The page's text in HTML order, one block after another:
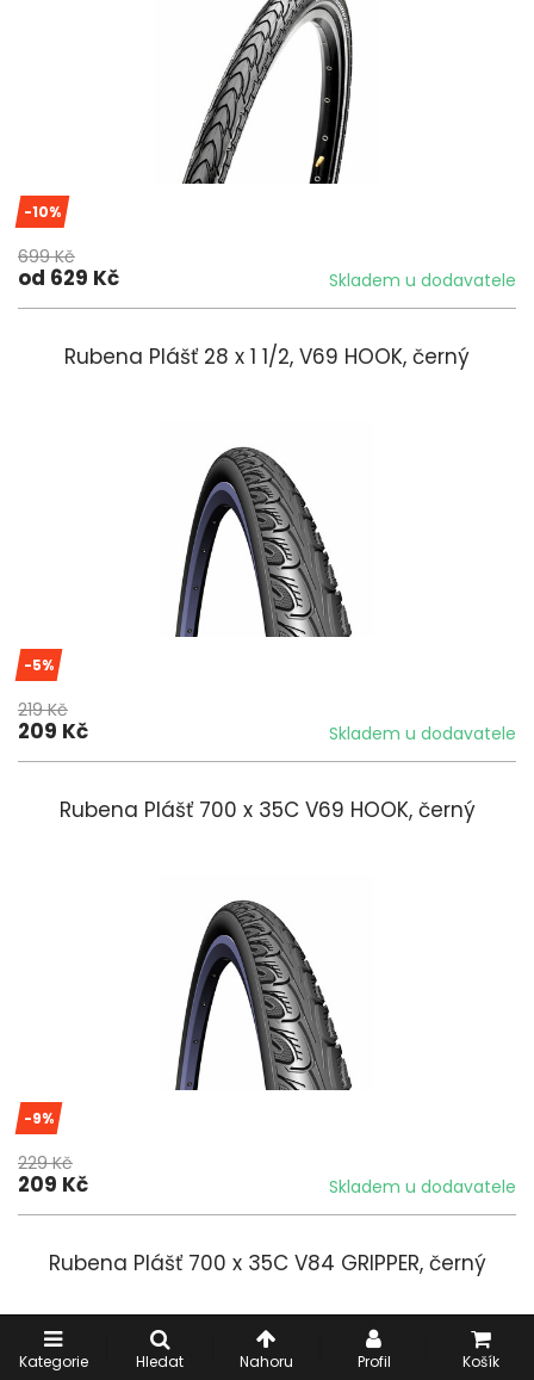
-10%
699 Kč
od 629 Kč Skladem u dodavatele
Rubena Plášť 28 x 1 1/2, V69 HOOK, černý
-5%
219 Kč
209 Kč Skladem u dodavatele
Rubena Plášť 700 x 35C V69 HOOK, černý
-9%
229 Kč
209 Kč Skladem u dodavatele
Rubena Plášť 700 x 35C V84 GRIPPER, černý
Kategorie Hledat Nahoru Profil Košík